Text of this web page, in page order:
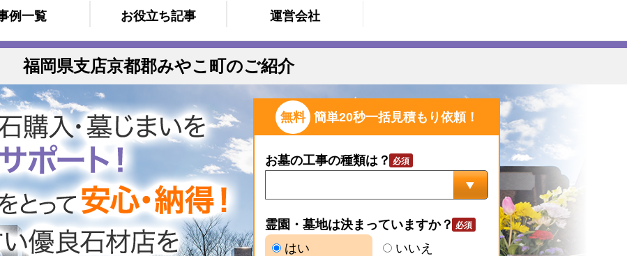
例一覧 お役立ち記事 運営会社
福岡県支店京都郡みやこ町のご紹介
無料 簡単20秒一括見積もり依頼！
お墓の工事の種類は？
霊園・墓地は決まっていますか？
はい
いいえ